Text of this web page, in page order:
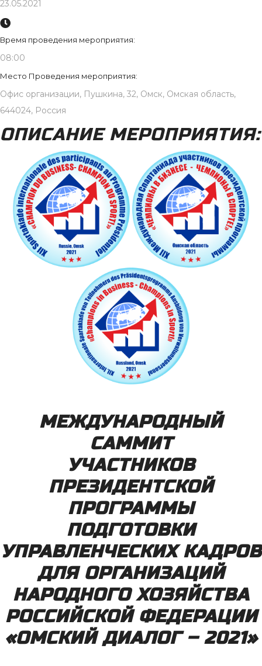
23.05.2021
Время проведения мероприятия:
08:00
Место Проведения мероприятия:
Офис организации, Пушкина, 32, Омск, Омская область,
644024, Россия
ОПИСАНИЕ МЕРОПРИЯТИЯ:
МЕЖДУНАРОДНЫЙ
САММИТ
УЧАСТНИКОВ
ПРЕЗИДЕНТСКОЙ
ПРОГРАММЫ
ПОДГОТОВКИ
УПРАВЛЕНЧЕСКИХ КАДРОВ
ДЛЯ ОРГАНИЗАЦИЙ
НАРОДНОГО ХОЗЯЙСТВА
РОССИЙСКОЙ ФЕДЕРАЦИИ
«ОМСКИЙ ДИАЛОГ – 2021»